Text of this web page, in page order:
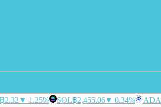
฿2.32 ▼ 1.25% SOL฿2,455.06▼ 0.34% ADA